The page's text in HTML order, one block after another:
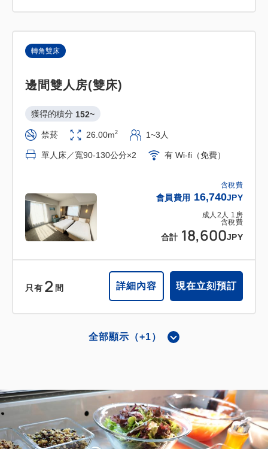
含稅費
會員費用 16,740JPY
成人 2 人 1 房
含稅費
合計 18,600JPY
轉角雙床
邊間雙人房(雙床)
獲得的積分 152~
禁菸 26.00m2 1~3人
單人床／寬90-130公分×2 有 Wi-fi（免費）
只有 2 間 詳細內容 現在立刻預訂
148~
禁菸 26.00m2 1~2人
全部顯示（+1）